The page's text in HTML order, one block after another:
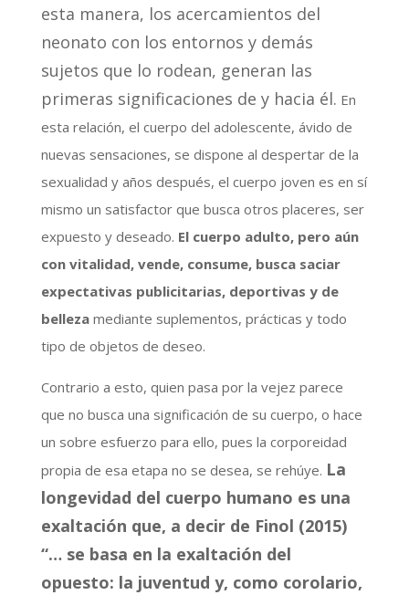
esta manera, los acercamientos del
neonato con los entornos y demás
sujetos que lo rodean, generan las
primeras significaciones de y hacia él. En
esta relación, el cuerpo del adolescente, ávido de
nuevas sensaciones, se dispone al despertar de la
sexualidad y años después, el cuerpo joven es en sí
mismo un satisfactor que busca otros placeres, ser
expuesto y deseado. El cuerpo adulto, pero aún
con vitalidad, vende, consume, busca saciar
expectativas publicitarias, deportivas y de
bellezamediante suplementos, prácticas y todo
tipo de objetos de deseo.
Contrario a esto, quien pasa por la vejez parece
que no busca una significación de su cuerpo, o hace
un sobre esfuerzo para ello, pues la corporeidad
propia de esa etapa no se desea, se rehúye. La
longevidad del cuerpo humano es una
exaltación que, a decir de Finol (2015)
“… se basa en la exaltación del
opuesto: la juventud y, como corolario,